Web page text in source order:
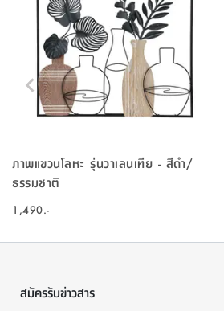
ภาพแขวนโลหะ รุ่นวาเลนเทีย - สีดำ/
ธรรมชาติ
1,490.-
สมัครรับข่าวสาร